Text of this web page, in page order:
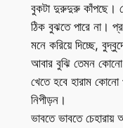
বুকটা দুরুদুরু কাঁপছে।
ঠিক বুঝতে পারে না।
মনে করিয়ে দিচ্ছে,
আবার বুঝি তেমন কোনো
খেতে হবে হারাম
নিপীড়ন।
ভাবতে ভাবতে